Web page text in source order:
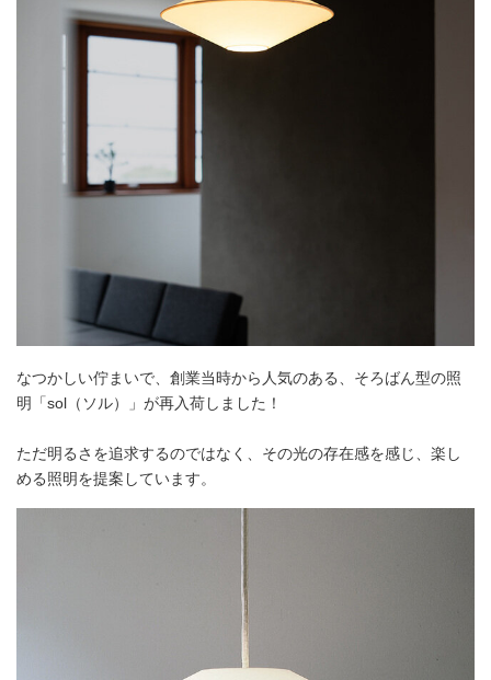
なつかしい佇まいで、創業当時から人気のある、そろばん型の照
明「sol（ソル）」が再入荷しました！
ただ明るさを追求するのではなく、その光の存在感を感じ、楽し
める照明を提案しています。